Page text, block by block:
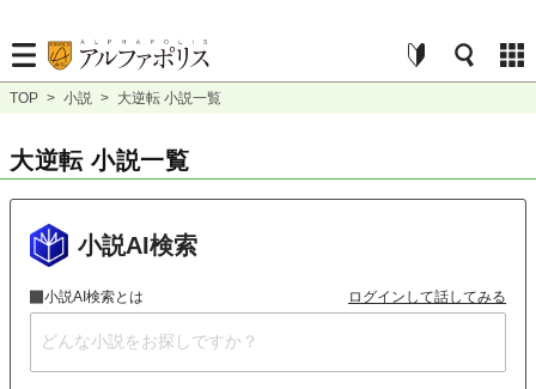
TOP > 小説 > 大逆転 小説一覧
大逆転 小説一覧
小説AI検索
小説AI検索とは ログインして話してみる